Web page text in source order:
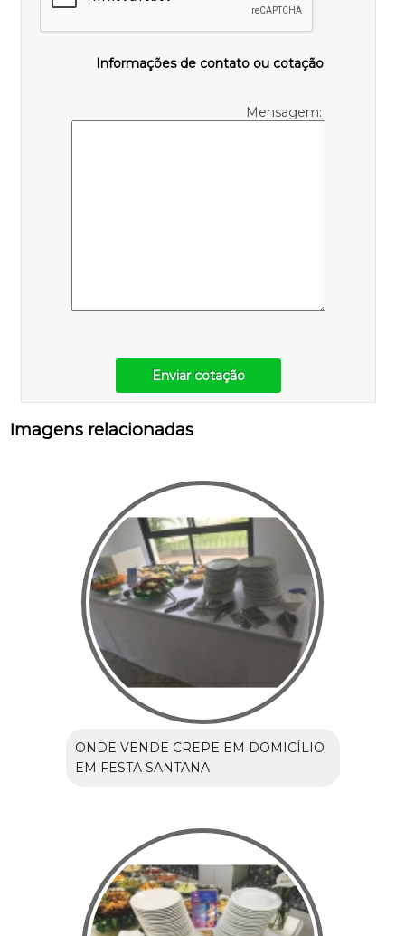
Informações de contato ou cotação
Mensagem:
Enviar cotação
Imagens relacionadas
ONDE VENDE CREPE EM DOMICÍLIO
EM FESTA SANTANA